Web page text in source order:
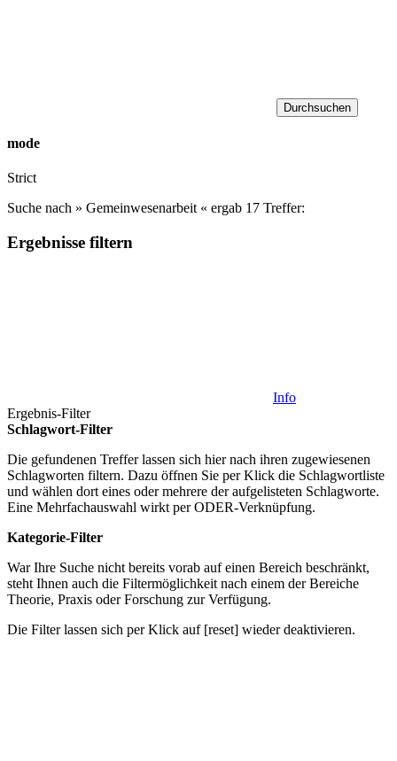
Durchsuchen
mode
Strict
Suche nach » Gemeinwesenarbeit « ergab 17 Treffer:
Ergebnisse filtern
Info
Ergebnis-Filter
Schlagwort-Filter
Die gefundenen Treffer lassen sich hier nach ihren zugewiesenen
Schlagworten filtern. Dazu öffnen Sie per Klick die Schlagwortliste
und wählen dort eines oder mehrere der aufgelisteten Schlagworte.
Eine Mehrfachauswahl wirkt per ODER-Verknüpfung.
Kategorie-Filter
War Ihre Suche nicht bereits vorab auf einen Bereich beschränkt,
steht Ihnen auch die Filtermöglichkeit nach einem der Bereiche
Theorie, Praxis oderForschung zur Verfügung.
Die Filter lassen sich per Klick auf [reset] wieder deaktivieren.